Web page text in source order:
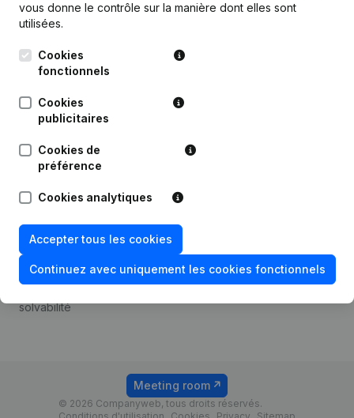
vous donne le contrôle sur la manière dont elles sont
utilisées.
Cookies
fonctionnels
Cookies
publicitaires
Cookies de
préférence
Cookies analytiques
Accepter tous les cookies
Continuez avec uniquement les cookies fonctionnels
Kantorenpark Everest
Leuvensesteenweg
1800 Vilvoorde
Prospection
Compliance et prévention
de la fraude
Consulter des comptes
Recherche de numéro de
TVA
solvabilité
Tarifs
© 2026 Companyweb, tous droits réservés.
Meeting room